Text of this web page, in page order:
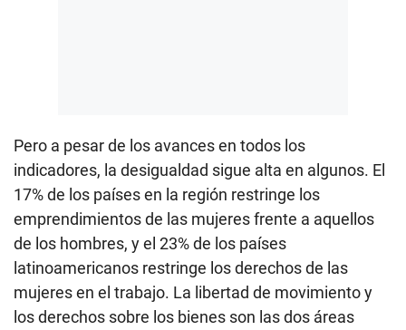
Pero a pesar de los avances en todos los
indicadores, la desigualdad sigue alta en algunos. El
17% de los países en la región restringe los
emprendimientos de las mujeres frente a aquellos
de los hombres, y el 23% de los países
latinoamericanos restringe los derechos de las
mujeres en el trabajo. La libertad de movimiento y
los derechos sobre los bienes son las dos áreas